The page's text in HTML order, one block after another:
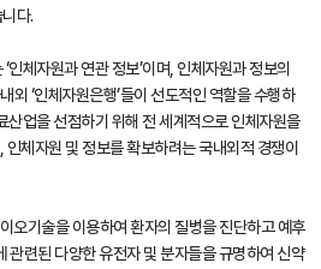
다.
인체자원과 연관 정보’이며, 인체자원과 정보의
외 ‘인체자원은행’들이 선도적인 역할을 수행하
산업을 선점하기 위해 전 세계적으로 인체자원을
체자원 및 정보를 확보하려는 국내외적 경쟁이
오기술을 이용하여 환자의 질병을 진단하고 예후
관련된 다양한 유전자 및 분자들을 규명하여 신약